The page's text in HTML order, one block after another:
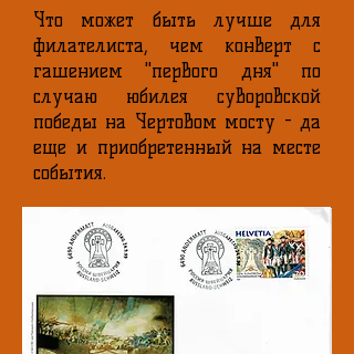
Что может быть лучше для
филателиста, чем конверт с
гашением "первого дня" по
случаю юбилея суворовской
победы на Чертовом мосту - да
еще и приобретенный на месте
события.